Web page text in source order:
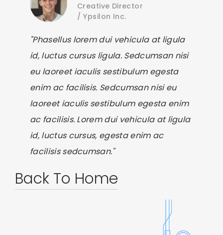
Creative Director
/ Ypsilon Inc.
"Phasellus lorem dui vehicula at ligula
id, luctus cursus ligula. Sedcumsan nisi
eu laoreet iaculis sestibulum egesta
enim ac facilisis. Sedcumsan nisi eu
laoreet iaculis sestibulum egesta enim
ac facilisis. Lorem dui vehicula at ligula
id, luctus cursus, egesta enim ac
facilisis sedcumsan."
Back To Home